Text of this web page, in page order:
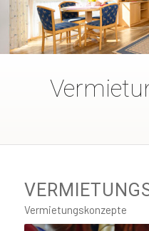
Vermietungskonzepte